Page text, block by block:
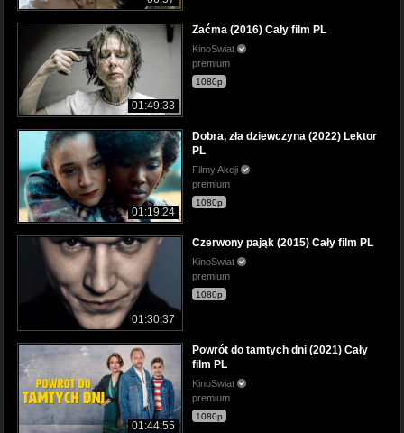
01:49:33
Zaćma (2016) Cały film PL
KinoSwiat
premium
1080p
01:19:24
Dobra, zła dziewczyna (2022) Lektor
PL
Filmy Akcji
premium
1080p
01:30:37
Czerwony pająk (2015) Cały film PL
KinoSwiat
premium
1080p
01:44:55
Powrót do tamtych dni (2021) Cały
film PL
KinoSwiat
premium
1080p